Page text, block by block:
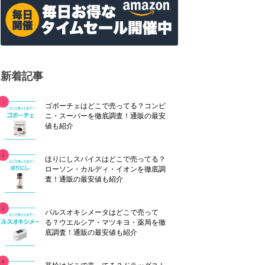
新着記事
ゴボーチェはどこで売ってる？コンビ
ニ・スーパーを徹底調査！通販の最安
値も紹介
ほりにしスパイスはどこで売ってる？
ローソン・カルディ・イオンを徹底調
査！通販の最安値も紹介
パルスオキシメータはどこで売って
る？ウエルシア・マツキヨ・薬局を徹
底調査！通販の最安値も紹介